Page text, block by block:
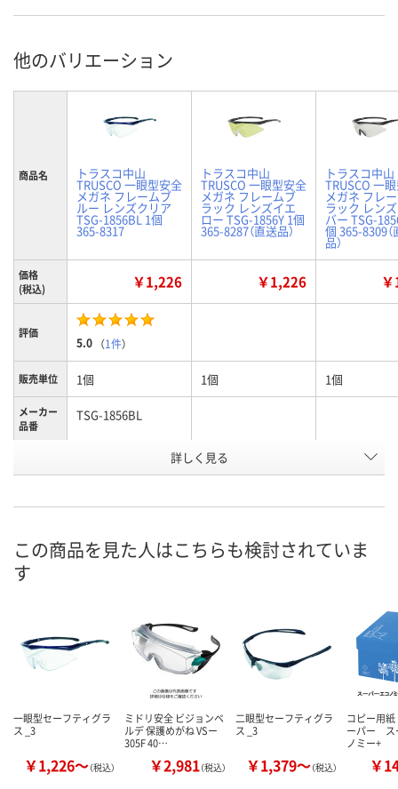
他のバリエーション
商品名 トラスコ中山
TRUSCO 一眼型安全
メガネ フレームブ
ルー レンズクリア
TSG-1856BL 1個
365-8317
トラスコ中山
TRUSCO 一眼型安全
メガネ フレームブ
ラック レンズイエ
ロー TSG-1856Y 1個
365-8287（直送品）
トラスコ中山
TRUSCO 一
メガネ フレ
ラック レン
バー TSG-
個 365-8309（
品）
価格
(税込)
￥1,226 ￥1,226
評価
5.0 （1件）
販売単位 1個 1個 1個
メーカー
品番
TSG-1856BL
4315957 4315705
カゴへ カ
詳しく見る
この商品を見た人はこちらも検討されていま
す
一眼型セーフティグラ
ス _3
￥1,226～（税込）
ミドリ安全 ビジョンベ
ルデ 保護めがね VSー
305F 40…
￥2,981（税込）
二眼型セーフティグラ
ス _3
￥1,379～（税込）
コピー用
ーパー ス
ノミー+
￥